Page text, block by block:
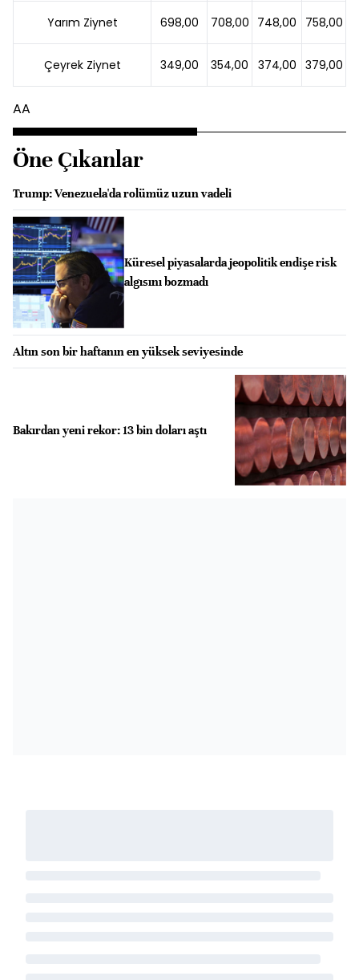
Yarım Ziynet 698,00 708,00 748,00 758,00
Çeyrek Ziynet 349,00 354,00 374,00 379,00
AA
Öne Çıkanlar
Trump: Venezuela'da rolümüz uzun vadeli
Küresel piyasalarda jeopolitik endişe risk
algısını bozmadı
Altın son bir haftanın en yüksek seviyesinde
Bakırdan yeni rekor: 13 bin doları aştı